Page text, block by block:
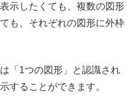
示したくても、複数の図形
も、それぞれの図形に外枠
「1つの図形」と認識され
することができます。